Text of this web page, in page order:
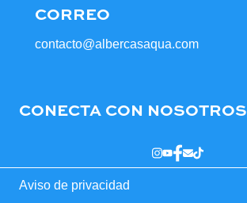
CORREO
contacto@albercasaqua.com
CONECTA CON NOSOTROS
Aviso de privacidad